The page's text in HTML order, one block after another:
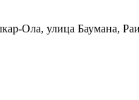
Ола, улица Баумана,